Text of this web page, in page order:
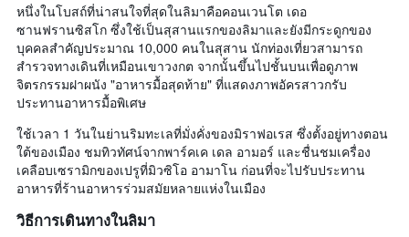
หนึ่งในโบสถ์ที่น่าสนใจที่สุดในลิมาคือคอนเวนโต เดอ
ซานฟรานซิสโก ซึ่งใช้เป็นสุสานแรกของลิมาและยังมีกระดูกของ
บุคคลสำคัญประมาณ 10,000 คนในสุสาน นักท่องเที่ยวสามารถ
สำรวจทางเดินที่เหมือนเขาวงกต จากนั้นขึ้นไปชั้นบนเพื่อดูภาพ
จิตรกรรมฝาผนัง "อาหารมื้อสุดท้าย" ที่แสดงภาพอัครสาวกรับ
ประทานอาหารมื้อพิเศษ
ใช้เวลา 1 วันในย่านริมทะเลที่มั่งคั่งของมิราฟอเรส ซึ่งตั้งอยู่ทางตอน
ใต้ของเมือง ชมทิวทัศน์จากพาร์คเค เดล อามอร์ และชื่นชมเครื่อง
เคลือบเซรามิกของเปรูที่มิวซิโอ อามาโน ก่อนที่จะไปรับประทาน
อาหารที่ร้านอาหารร่วมสมัยหลายแห่งในเมือง
วิธีการเดินทางในลิมา